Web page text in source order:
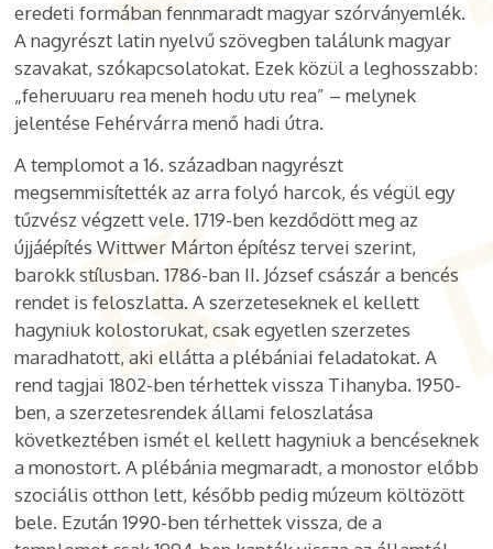
eredeti formában fennmaradt magyar szórványemlék.
A nagyrészt latin nyelvű szövegben találunk magyar
szavakat, szókapcsolatokat. Ezek közül a leghosszabb:
„feheruuaru rea meneh hodu utu rea” – melynek
jelentése Fehérvárra menő hadi útra.
A templomot a 16. században nagyrészt
megsemmisítették az arra folyó harcok, és végül egy
tűzvész végzett vele. 1719-ben kezdődött meg az
újjáépítés Wittwer Márton építész tervei szerint,
barokk stílusban. 1786-ban II. József császár a bencés
rendet is feloszlatta. A szerzeteseknek el kellett
hagyniuk kolostorukat, csak egyetlen szerzetes
maradhatott, aki ellátta a plébániai feladatokat. A
rend tagjai 1802-ben térhettek vissza Tihanyba. 1950-
ben, a szerzetesrendek állami feloszlatása
következtében ismét el kellett hagyniuk a bencéseknek
a monostort. A plébánia megmaradt, a monostor előbb
szociális otthon lett, később pedig múzeum költözött
bele. Ezután 1990-ben térhettek vissza, de a